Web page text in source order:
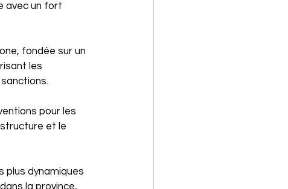
avec un fort
fondée sur un
les
pour les
et le
plus dynamiques
la province,